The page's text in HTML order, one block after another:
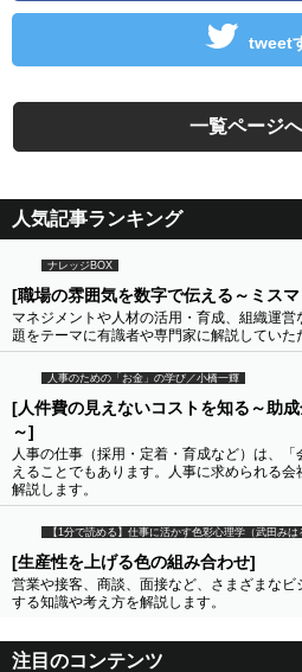
tweet
一覧ページ
人気記事ランキング
ナレッジBOX
[職場の雰囲気を数字で伝える～ミス
マネジメントや人材の活用・育成、組織運
題をテーマに有識者や専門家に解説していた
人事のための「お金」の学び／小橋一輝
[人件費の見えないコストを知る～助
～]
人事の仕事（採用・定着・育成など）は、
えることでもあります。人事に求められる
解説します。
【1分で読める】仕事に活かす色彩心理学（武田みは
[生産性を上げる色の組み合わせ]
営業や接客、商談、面接など、さまざまな
する知識や考え方を解説します。
注目のコンテンツ